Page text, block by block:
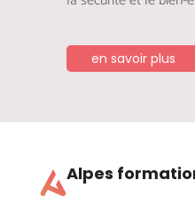
en savoir plus
Alpes